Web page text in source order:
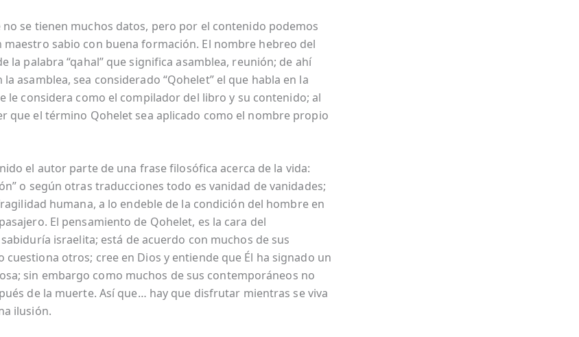
no se tienen muchos datos, pero por el contenido podemos
sabio con buena formación. El nombre hebreo del
la palabra “qahal” que significa asamblea, reunión; de ahí
asamblea, sea considerado “Qohelet” el que habla en la
le considera como el compilador del libro y su contenido; al
que el término Qohelet sea aplicado como el nombre propio
el autor parte de una frase filosófica acerca de la vida:
o según otras traducciones todo es vanidad de vanidades;
humana, a lo endeble de la condición del hombre en
El pensamiento de Qohelet, es la cara del
israelita; está de acuerdo con muchos de sus
cuestiona otros; cree en Dios y entiende que Él ha signado un
sin embargo como muchos de sus contemporáneos no
de la muerte. Así que… hay que disfrutar mientras se viva
ilusión.